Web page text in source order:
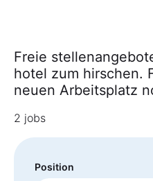
Freie
hotel zum hirschen.
neuen Arbeitsplatz
2 jobs
Position